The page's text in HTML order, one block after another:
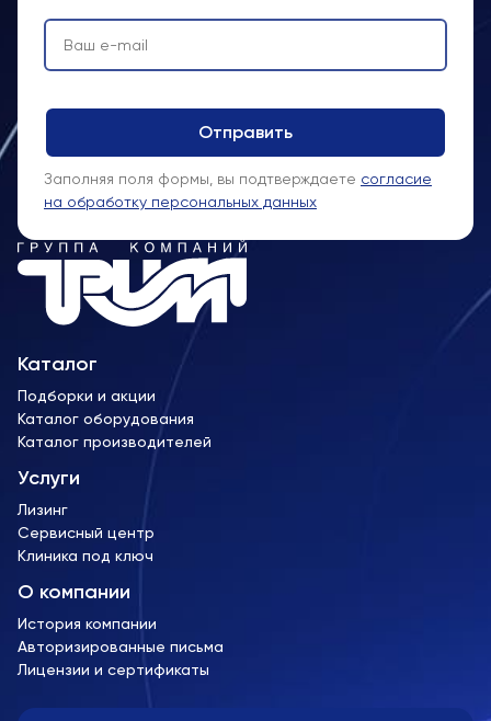
Каталог
Подборки и акции
Каталог оборудования
Каталог производителей
Услуги
Лизинг
Сервисный центр
Клиника под ключ
О компании
История компании
Авторизированные письма
Лицензии и сертификаты
Заполняя поля формы, вы подтверждаете согласие
на обработку персональных данных